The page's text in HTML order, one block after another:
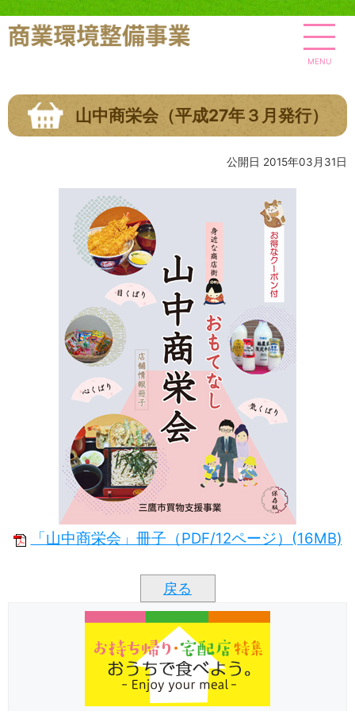
MENU
山中商栄会（平成27年３月発行）
公開日 2015年03月31日
「山中商栄会」冊子（PDF/12ページ）(16MB)
戻る